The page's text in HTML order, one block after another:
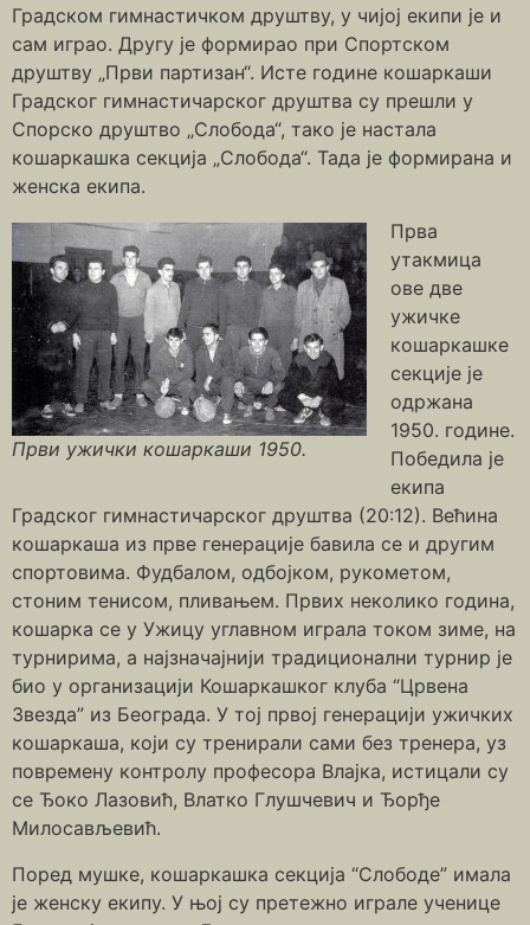
Градском гимнастичком друштву, у чијој екипи је и
сам играо. Другу је формирао при Спортском
друштву „Први партизан“. Исте године кошаркаши
Градског гимнастичарског друштва су прешли у
Спорско друштво „Слобода“, тако је настала
кошаркашка секција „Слобода“. Тада је формирана и
женска екипа.
Први ужички кошаркаши 1950.
Прва
утакмица
ове две
ужичке
кошаркашке
секције је
одржана
1950. године.
Победила је
екипа
Градског гимнастичарског друштва (20:12). Већина
кошаркаша из прве генерације бавила се и другим
спортовима. Фудбалом, одбојком, рукометом,
стоним тенисом, пливањем. Првих неколико година,
кошарка се у Ужицу углавном играла током зиме, на
турнирима, а најзначајнији традиционални турнир је
био у организацији Кошаркашког клуба “Црвена
Звезда” из Београда. У тој првој генерацији ужичких
кошаркаша, који су тренирали сами без тренера, уз
повремену контролу професора Влајка, истицали су
се Ђоко Лазовић, Влатко Глушчевич и Ђорђе
Милосављевић.
Поред мушке, кошаркашка секција “Слободе” имала
је женску екипу. У њој су претежно играле ученице